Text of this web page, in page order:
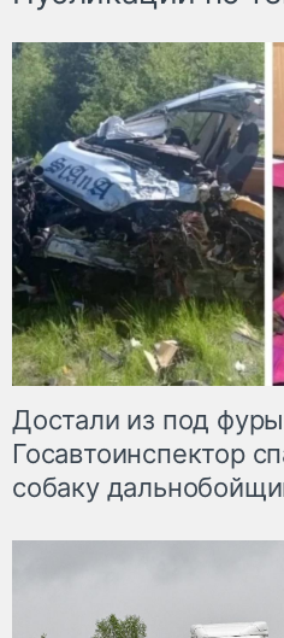
Достали из под
Госавтоинспектор
собаку